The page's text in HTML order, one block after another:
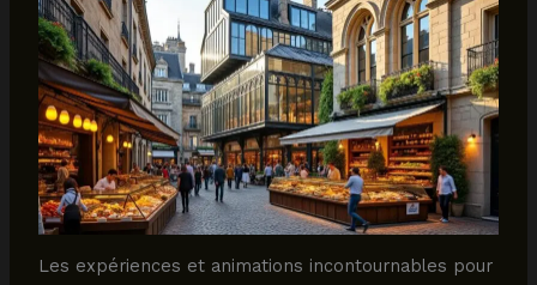
Les expériences et animations incontournables pour